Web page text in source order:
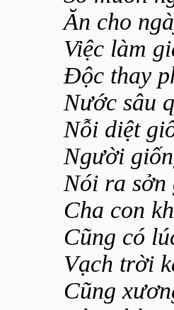
Ăn cho
Việc làm
Độc thay
Nước sâu
Nỗi diệt
Người
Nói ra sởn
Cha con
Cũng có
Vạch trời
Cũng